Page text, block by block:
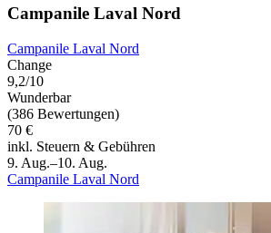
Campanile Laval Nord
Campanile Laval Nord
Change
9,2/10
Wunderbar
(386 Bewertungen)
70 €
inkl. Steuern & Gebühren
9. Aug.–10. Aug.
Campanile Laval Nord